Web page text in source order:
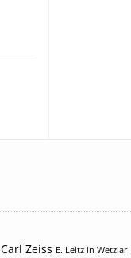
Carl Zeiss E. Leitz in Wetzlar